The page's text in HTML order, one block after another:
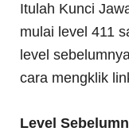
Itulah Kunci
mulai level 411
level
cara mengklik
Level